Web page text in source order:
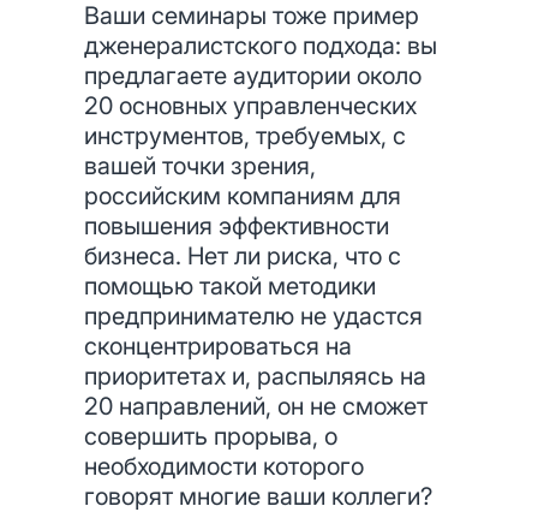
Ваши семинары тоже пример
дженералистского подхода: вы
предлагаете аудитории около
20 основных управленческих
инструментов, требуемых, с
вашей точки зрения,
российским компаниям для
повышения эффективности
бизнеса. Нет ли риска, что с
помощью такой методики
предпринимателю не удастся
сконцентрироваться на
приоритетах и, распыляясь на
20 направлений, он не сможет
совершить прорыва, о
необходимости которого
говорят многие ваши коллеги?